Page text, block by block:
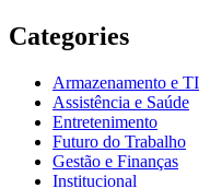
Categories
Armazenamento e TI
Assistência e Saúde
Entretenimento
Futuro do Trabalho
Gestão e Finanças
Institucional